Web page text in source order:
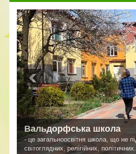
Вальдорфська школа
- це загальноосвітня школа, що не
світоглядних, релігійних,